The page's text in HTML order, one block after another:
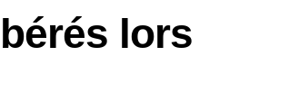
lors